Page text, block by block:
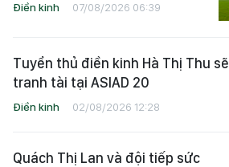
Điền kinh 07/08/2026 06:39
Tuyển thủ điền kinh Hà Thị Thu sẽ
tranh tài tại ASIAD 20
Điền kinh 02/08/2026 12:28
Quách Thị Lan và đội tiếp sức